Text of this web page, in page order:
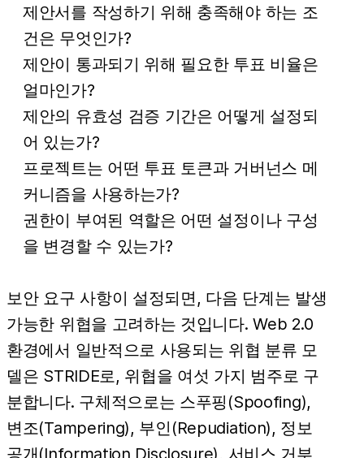
제안서를 작성하기 위해 충족해야 하는 조
건은 무엇인가?
제안이 통과되기 위해 필요한 투표 비율은
얼마인가?
제안의 유효성 검증 기간은 어떻게 설정되
어 있는가?
프로젝트는 어떤 투표 토큰과 거버넌스 메
커니즘을 사용하는가?
권한이 부여된 역할은 어떤 설정이나 구성
을 변경할 수 있는가?
보안 요구 사항이 설정되면, 다음 단계는 발생
가능한 위협을 고려하는 것입니다. Web 2.0
환경에서 일반적으로 사용되는 위협 분류 모
델은 STRIDE로, 위협을 여섯 가지 범주로 구
분합니다. 구체적으로는 스푸핑(Spoofing),
변조(Tampering), 부인(Repudiation), 정보
공개(Information Disclosure), 서비스 거부